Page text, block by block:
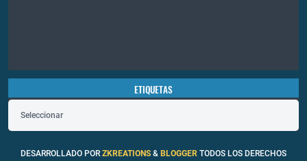
ETIQUETAS
Seleccionar
DESARROLLADO PORZKREATIONS & BLOGGER TODOS LOS DERECHOS